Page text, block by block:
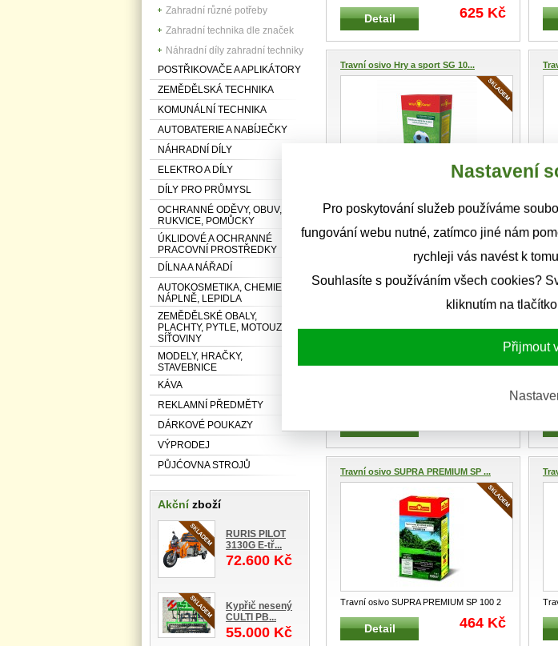
Nastavení
Pro poskytování služeb používáme
fungování webu nutné, zatímco jiné nám
rychleji vás navést k
Souhlasíte s používáním všech cookies?
kliknutím na
Přijmout
Zahradní různé potřeby
Zahradní technika dle značek
Náhradní díly zahradní techniky
POSTŘIKOVAČE A APLIKÁTORY
ZEMĚDĚLSKÁ TECHNIKA
KOMUNÁLNÍ TECHNIKA
AUTOBATERIE A NABÍJEČKY
NÁHRADNÍ DÍLY
ELEKTRO A DÍLY
DÍLY PRO PRŮMYSL
OCHRANNÉ ODĚVY, OBUV,
RUKVICE, POMŮCKY
ÚKLIDOVÉ A OCHRANNÉ
PRACOVNÍ PROSTŘEDKY
DÍLNA A NÁŘADÍ
AUTOKOSMETIKA, CHEMIE,
NÁPLNĚ, LEPIDLA
ZEMĚDĚLSKÉ OBALY,
PLACHTY, PYTLE, MOTOUZY,
SÍŤOVINY
MODELY, HRAČKY,
STAVEBNICE
KÁVA
REKLAMNÍ PŘEDMĚTY
DÁRKOVÉ POUKAZY
VÝPRODEJ
PŮJĆOVNA STROJŮ
Akčnízboží
RURIS PILOT
3130G E-tř...
72.600 Kč
Kypřič nesený
CULTI PB...
55.000 Kč
WOLF-Garten 10,8 kg Zahradní tr...
Detail 625 Kč
Travní osivo Hry a sport SG 10...
Garten 2 kg na 100 m² Speciální...
334 Kč
na
Travní osivo SUPRA PREMIUM SP ...
Travní osivo SUPRA PREMIUM SP 100 2
kg na 100 m² Tradiční a vel
Detail 464 Kč
kg